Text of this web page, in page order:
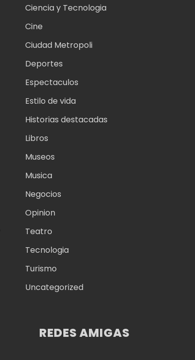
Ciencia y Tecnologia
Cine
Ciudad Metropoli
Deportes
Espectaculos
Estilo de vida
Historias destacadas
Libros
Museos
Musica
Negocios
Opinion
Teatro
Tecnologia
Turismo
Uncategorized
REDES AMIGAS